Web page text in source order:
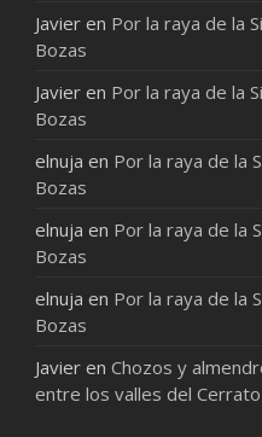
Javier en Por la raya de la
Bozas
Javier en Por la raya de la
Bozas
elnuja en Por la raya de la
Bozas
elnuja en Por la raya de la
Bozas
elnuja en Por la raya de la
Bozas
Javier enChozos y
entre los valles del Cerrato